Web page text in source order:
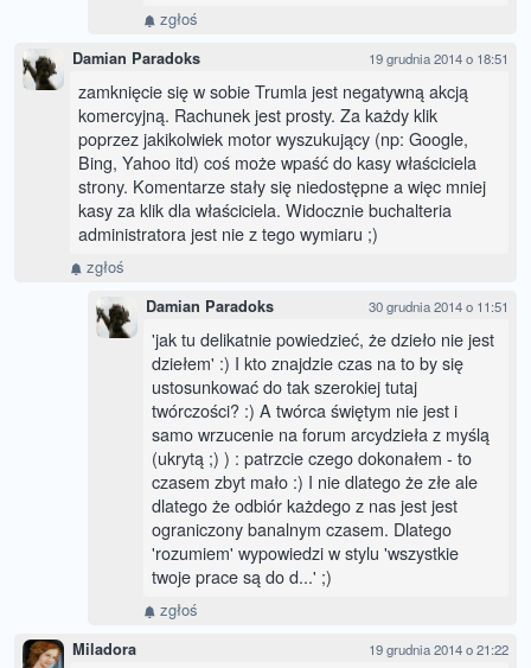
zgłoś
Damian Paradoks 19 grudnia 2014 o 18:51
zamknięcie się w sobie Trumla jest negatywną akcją
komercyjną. Rachunek jest prosty. Za każdy klik
poprzez jakikolwiek motor wyszukujący (np: Google,
Bing, Yahoo itd) coś może wpaść do kasy właściciela
strony. Komentarze stały się niedostępne a więc mniej
kasy za klik dla właściciela. Widocznie buchalteria
administratora jest nie z tego wymiaru ;)
zgłoś
Damian Paradoks 30 grudnia 2014 o 11:51
'jak tu delikatnie powiedzieć, że dzieło nie jest
dziełem' :) I kto znajdzie czas na to by się
ustosunkować do tak szerokiej tutaj
twórczości? :) A twórca świętym nie jest i
samo wrzucenie na forum arcydzieła z myślą
(ukrytą ;) ) : patrzcie czego dokonałem - to
czasem zbyt mało :) I nie dlatego że złe ale
dlatego że odbiór każdego z nas jest jest
ograniczony banalnym czasem. Dlatego
'rozumiem' wypowiedzi w stylu 'wszystkie
twoje prace są do d...' ;)
zgłoś
Miladora 19 grudnia 2014 o 21:22